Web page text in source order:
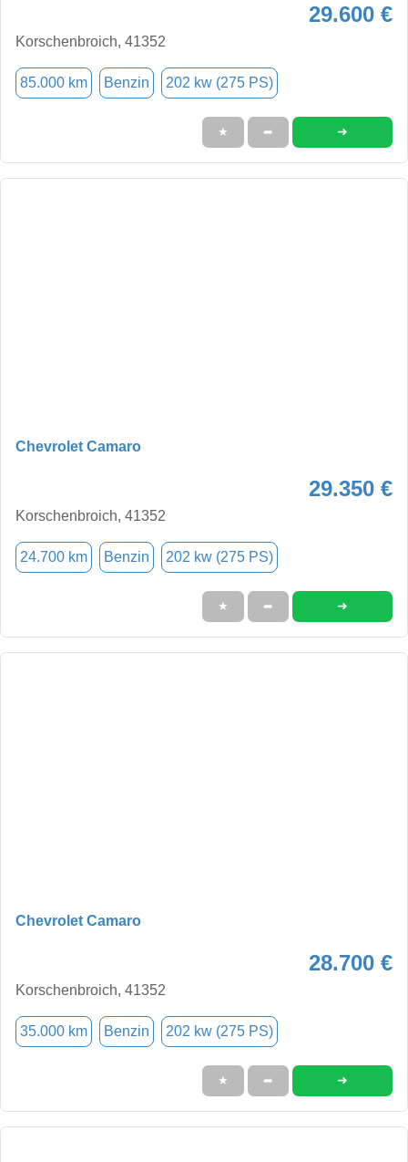
29.600 €
Korschenbroich, 41352
85.000 km Benzin 202 kw (275 PS)
★ ➦ ➜
Chevrolet Camaro
29.350 €
Korschenbroich, 41352
24.700 km Benzin 202 kw (275 PS)
★ ➦ ➜
Chevrolet Camaro
28.700 €
Korschenbroich, 41352
35.000 km Benzin 202 kw (275 PS)
★ ➦ ➜